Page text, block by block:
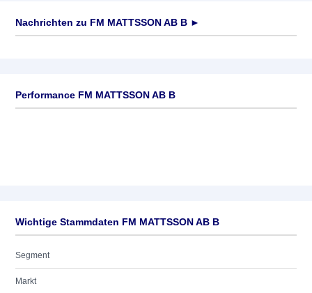
Nachrichten zu FM MATTSSON AB B ►
Performance FM MATTSSON AB B
Wichtige Stammdaten FM MATTSSON AB B
Segment
Markt